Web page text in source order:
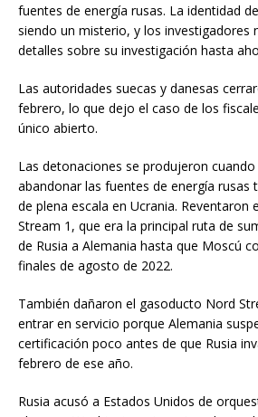
fuentes de energía rusas. La identidad
siendo un misterio, y los investigadores
detalles sobre su investigación hasta
Las autoridades suecas y danesas
febrero, lo que dejo el caso de los
único abierto.
Las detonaciones se produjeron
abandonar las fuentes de energía rusas
de plena escala en Ucrania. Reventaron
Stream 1, que era la principal ruta de
de Rusia a Alemania hasta que Moscú
finales de agosto de 2022.
También dañaron el gasoducto Nord
entrar en servicio porque Alemania
certificación poco antes de que Rusia
febrero de ese año.
Rusia acusó a Estados Unidos de